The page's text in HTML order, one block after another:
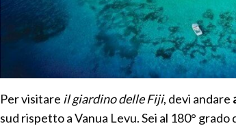
Per visitare il giardino delle Fiji, devi andare
sud rispetto a Vanua Levu. Sei al 180°